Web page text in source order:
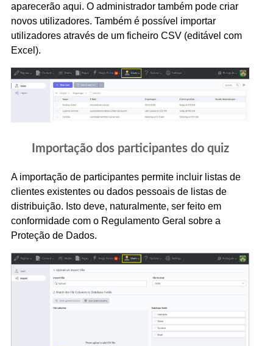
aparecerão aqui. O administrador também pode criar
novos utilizadores. Também é possível importar
utilizadores através de um ficheiro CSV (editável com
Excel).
Importação dos participantes do quiz
A importação de participantes permite incluir listas de
clientes existentes ou dados pessoais de listas de
distribuição. Isto deve, naturalmente, ser feito em
conformidade com o Regulamento Geral sobre a
Proteção de Dados.